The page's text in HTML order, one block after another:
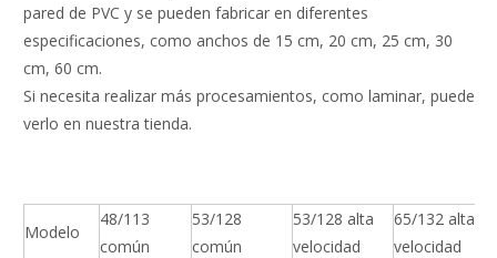
pared de PVC y se pueden fabricar en diferentes
especificaciones, como anchos de 15 cm, 20 cm, 25 cm, 30
cm, 60 cm.
Si necesita realizar más procesamientos, como laminar, puede
verlo en nuestra tienda.
Modelo
48/113
común
53/128
común
53/128 alta
velocidad
65/132 alta
velocidad